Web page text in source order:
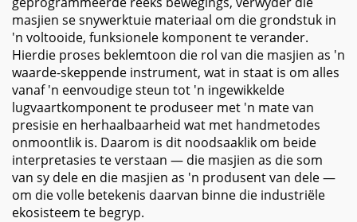
masjien se snywerktuie materiaal om die grondstuk in
'n voltooide, funksionele komponent te verander.
Hierdie proses beklemtoon die rol van die masjien as 'n
waarde-skeppende instrument, wat in staat is om alles
vanaf 'n eenvoudige steun tot 'n ingewikkelde
lugvaartkomponent te produseer met 'n mate van
presisie en herhaalbaarheid wat met handmetodes
onmoontlik is. Daarom is dit noodsaaklik om beide
interpretasies te verstaan — die masjien as die som
van sy dele en die masjien as 'n produsent van dele —
om die volle betekenis daarvan binne die industriële
ekosisteem te begryp.